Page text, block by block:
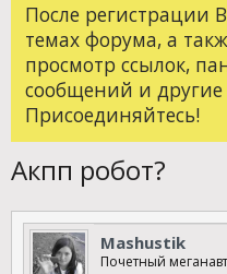
После регистрации
темах форума, а
просмотр ссылок,
сообщений и
Присоединяйтесь!
Акпп робот?
Mashustik
Почетный меганавт